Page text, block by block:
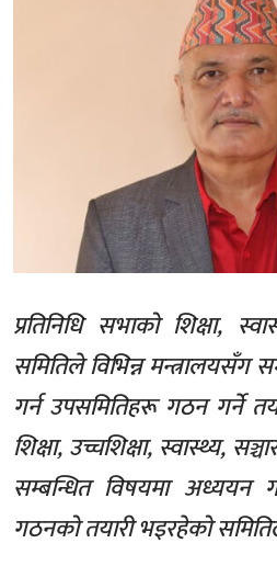
प्रतिनिधि सभाको शिक्षा,
समितिले विभिन्न मन्त्रालयसँग
गर्न उपसमितिहरू गठन गर्ने
शिक्षा, उच्चशिक्षा, स्वास्थ्य,
सम्बन्धित विषयमा अध्ययन
गठनको तयारी भइरहेको